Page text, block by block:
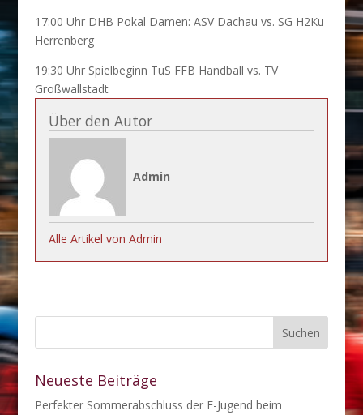
17:00 Uhr DHB Pokal Damen: ASV Dachau vs. SG H2Ku
Herrenberg
19:30 Uhr Spielbeginn TuS FFB Handball vs. TV
Großwallstadt
Über den Autor
Admin
Alle Artikel von Admin
Neueste Beiträge
Perfekter Sommerabschluss der E-Jugend beim